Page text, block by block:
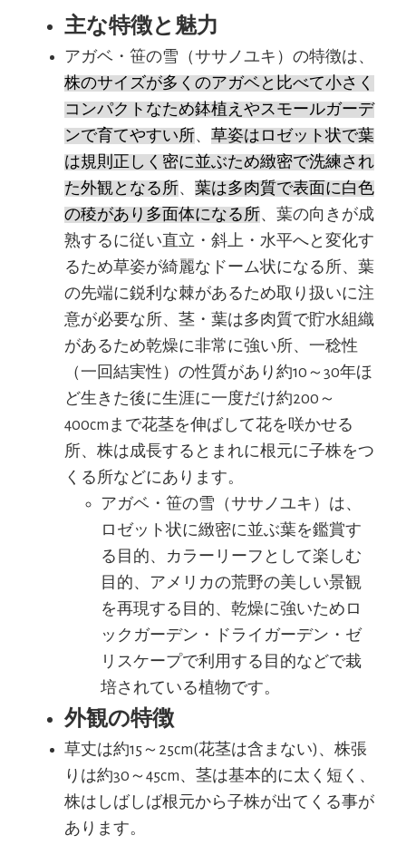
主な特徴と魅力
アガベ・笹の雪（ササノユキ）の特徴は、
株のサイズが多くのアガベと比べて小さく
コンパクトなため鉢植えやスモールガーデ
ンで育てやすい所、草姿はロゼット状で葉
は規則正しく密に並ぶため緻密で洗練され
た外観となる所、葉は多肉質で表面に白色
の稜があり多面体になる所、葉の向きが成
熟するに従い直立・斜上・水平へと変化す
るため草姿が綺麗なドーム状になる所、葉
の先端に鋭利な棘があるため取り扱いに注
意が必要な所、茎・葉は多肉質で貯水組織
があるため乾燥に非常に強い所、一稔性
（一回結実性）の性質があり約10～30年ほ
ど生きた後に生涯に一度だけ約200～
400cmまで花茎を伸ばして花を咲かせる
所、株は成長するとまれに根元に子株をつ
くる所などにあります。
アガベ・笹の雪（ササノユキ）は、
ロゼット状に緻密に並ぶ葉を鑑賞す
る目的、カラーリーフとして楽しむ
目的、アメリカの荒野の美しい景観
を再現する目的、乾燥に強いためロ
ックガーデン・ドライガーデン・ゼ
リスケープで利用する目的などで栽
培されている植物です。
外観の特徴
草丈は約15～25cm(花茎は含まない)、株張
りは約30～45cm、茎は基本的に太く短く、
株はしばしば根元から子株が出てくる事が
あります。